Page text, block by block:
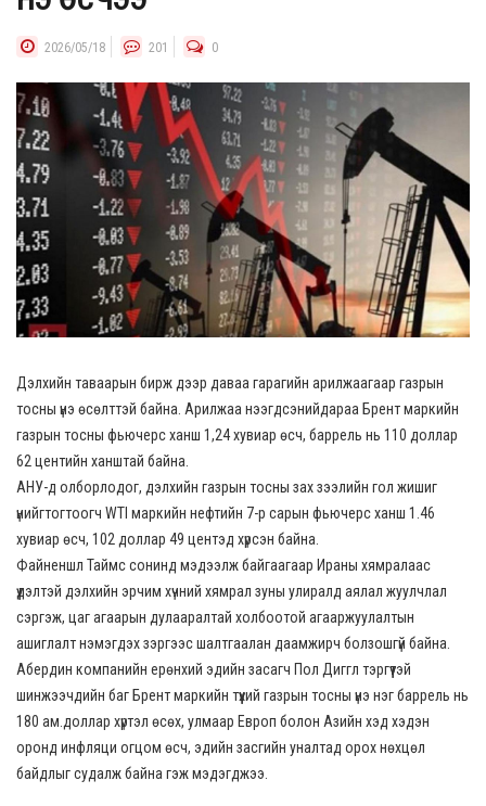
2026/05/18 201 0
Дэлхийн таваарын бирж дээр даваа гарагийн арилжаагаар газрын
тосны үнэ өсөлттэй байна. Арилжаа нээгдсэнийдараа Брент маркийн
газрын тосны фьючерс ханш 1,24 хувиар өсч, баррель нь 110 доллар
62 центийн ханштай байна.
АНУ-д олборлодог, дэлхийн газрын тосны зах зээлийн гол жишиг
үнийгтогтоогч WTI маркийн нефтийн 7-р сарын фьючерс ханш 1.46
хувиар өсч, 102 доллар 49 центэд хүрсэн байна.
Файненшл Таймс сонинд мэдээлж байгаагаар Ираны хямралаас
үүдэлтэй дэлхийн эрчим хүчний хямрал зуны улиралд аялал жуулчлал
сэргэж, цаг агаарын дулааралтай холбоотой агааржуулалтын
ашиглалт нэмэгдэх зэргээс шалтгаалан даамжирч болзошгүй байна.
Абердин компанийн ерөнхий эдийн засагч Пол Диггл тэргүүтэй
шинжээчдийн баг Брент маркийн түүхий газрын тосны үнэ нэг баррель нь
180 ам.доллар хүртэл өсөх, улмаар Европ болон Азийн хэд хэдэн
оронд инфляци огцом өсч, эдийн засгийн уналтад орох нөхцөл
байдлыг судалж байна гэж мэдэгджээ.